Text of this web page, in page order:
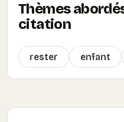
Thèmes
citation
rester enfant